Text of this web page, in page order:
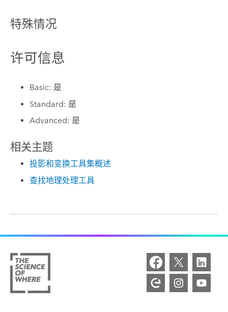
特殊情况
许可信息
Basic: 是
Standard: 是
Advanced: 是
相关主题
投影和变换工具集概述
查找地理处理工具